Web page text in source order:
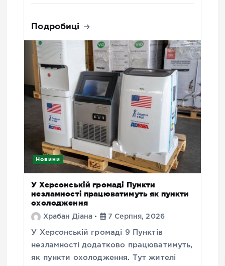
Подробиці
Новини
У Херсонській громаді Пункти
незламності працюватимуть як пункти
охолодження
Храбан Діана 7 Серпня, 2026
У Херсонській громаді 9 Пунктів
незламності додатково працюватимуть,
як пункти охолодження. Тут жителі